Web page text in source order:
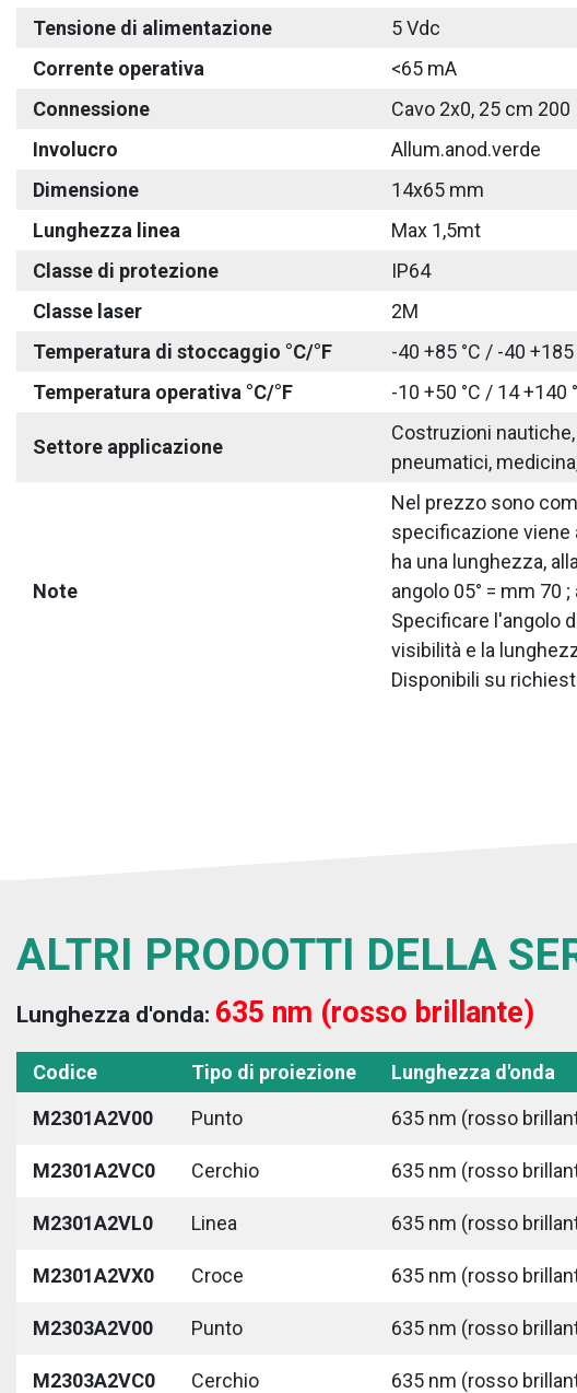
Tensione di alimentazione
5 Vdc
Corrente operativa
<65 mA
Connessione
Cavo 2x0, 25 cm 200
Involucro
Allum.anod.verde
Dimensione
14x65 mm
Lunghezza linea
Max 1,5mt
Classe di protezione
IP64
Classe laser
2M
Temperatura di stoccaggio °C/°F
-40 +85 °C / -40 +185
Temperatura operativa °C/°F
-10 +50 °C / 14 +140
Settore applicazione
Costruzioni
pneumatici,
Note
Nel prezzo sono
specificazione viene
ha una lunghezza,
angolo 05° = mm 70
Specificare l'angolo
visibilità e la
Disponibili su
ALTRI PRODOTTI DELLA
Lunghezza d'onda: 635 nm (rosso brillante)
Codice Tipo di proiezione Lunghezza d'onda
M2301A2V00
Punto 635 nm (rosso
M2301A2VC0 Cerchio 635 nm (rosso
M2301A2VL0 Linea 635 nm (rosso
M2301A2VX0 Croce 635 nm (rosso
M2303A2V00 Punto 635 nm (rosso
M2303A2VC0 Cerchio 635 nm (rosso